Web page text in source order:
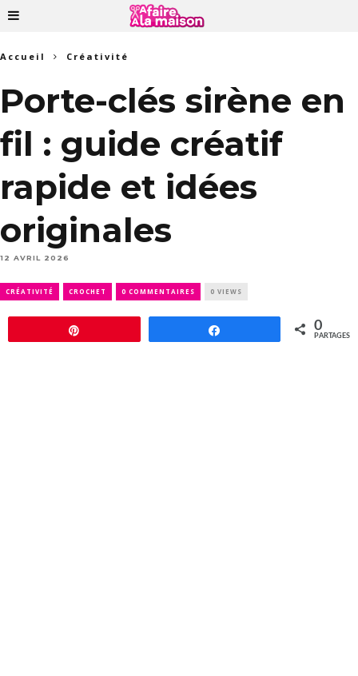
Accueil Créativité
Porte-clés sirène en
fil : guide créatif
rapide et idées
originales
12 AVRIL 2026
CRÉATIVITÉ CROCHET 0 COMMENTAIRES 0 VIEWS
0
PARTAGES